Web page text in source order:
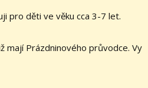
pro děti ve věku cca 3-7 let.
mají Prázdninového průvodce. Vy